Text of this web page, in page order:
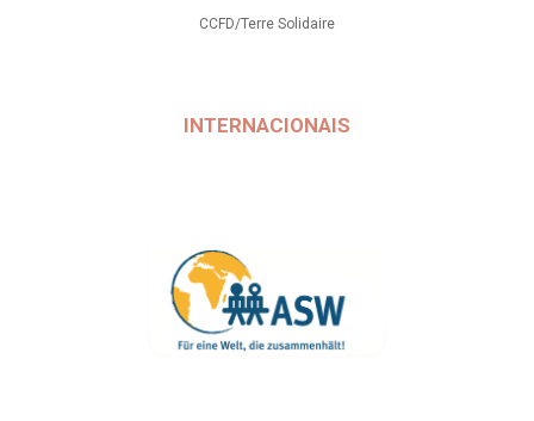
CCFD/Terre Solidaire
INTERNACIONAIS